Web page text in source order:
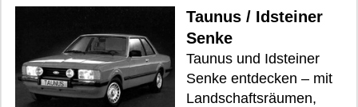
Taunus / Idsteiner
Senke
Taunus und Idsteiner
Senke entdecken – mit
Landschaftsräumen,